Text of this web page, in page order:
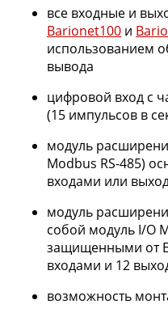
все входные и
Barionet100 и
использованием
вывода
цифровой вход с
(15 импульсов в
модуль
Modbus RS-485)
входами или
модуль
собой модуль I/O
защищенными от
входами и 12
возможность